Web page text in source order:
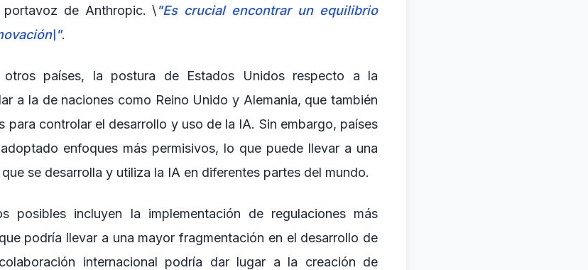
de Anthropic. \"Es crucial encontrar un equilibrio
.
otros países, la postura de Estados Unidos respecto a la
a la de naciones como Reino Unido y Alemania, que también
para controlar el desarrollo y uso de la IA. Sin embargo, países
enfoques más permisivos, lo que puede llevar a una
se desarrolla y utiliza la IA en diferentes partes del mundo.
posibles incluyen la implementación de regulaciones más
podría llevar a una mayor fragmentación en el desarrollo de
internacional podría dar lugar a la creación de